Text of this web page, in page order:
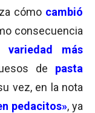
cómo cambió
consecuencia
variedad más
de pasta
vez, en la nota
pedacitos», ya